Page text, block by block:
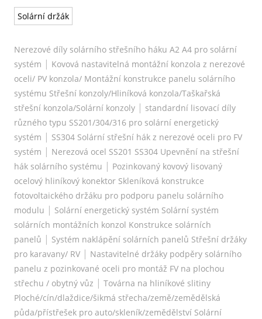
Solární držák
Nerezové díly solárního střešního háku A2 A4 pro solární
systém | Kovová nastavitelná montážní konzola z nerezové
oceli/ PV konzola/ Montážní konstrukce panelu solárního
systému Střešní konzoly/Hliníková konzola/Taškařská
střešní konzola/Solární konzoly| standardní lisovací díly
různého typu SS201/304/316 pro solární energetický
systém | SS304 Solární střešní hák z nerezové oceli pro FV
systém | Nerezová ocel SS201 SS304 Upevnění na střešní
hák solárního systému | Pozinkovaný kovový lisovaný
ocelový hliníkový konektor Skleníková konstrukce
fotovoltaického držáku pro podporu panelu solárního
modulu | Solární energetický systém Solární systém
solárních montážních konzol Konstrukce solárních
panelů | Systém naklápění solárních panelů Střešní držáky
pro karavany/ RV| Nastavitelné držáky podpěry solárního
panelu z pozinkované oceli pro montáž FV na plochou
střechu / obytný vůz | Továrna na hliníkové slitiny
Ploché/cín/dlaždice/šikmá střecha/země/zemědělská
půda/přístřešek pro auto/skleník/zemědělství Solární